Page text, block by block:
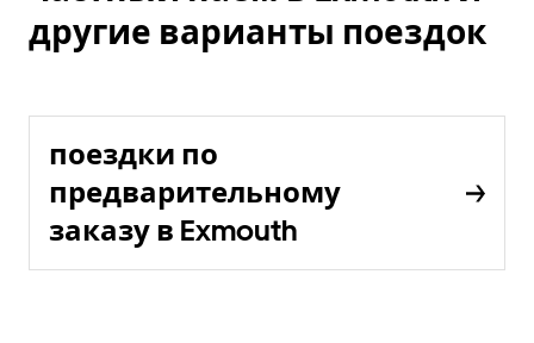
другие варианты поездок
поездки по
предварительному
заказу в Exmouth